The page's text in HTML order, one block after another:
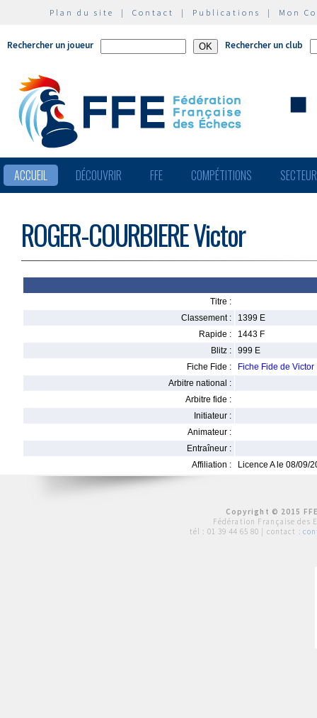
Plan du site | Contact | Publications | Mon
Rechercher un joueur Rechercher un club
ACCUEIL DÉCOUVRIR FFE COMPÉTITIONS
ROGER-COURBIERE Victor
Titre :
Classement :
1399 E
Rapide :
1443 F
Blitz :
999 E
Fiche Fide :
Fiche Fide de
Arbitre national :
Arbitre fide :
Initiateur :
Animateur :
Entraîneur :
Affiliation :
Licence A le 08/09/
Copyright © 2015
Fédération Française des
tél : 01 39 44 65 80 | contact :